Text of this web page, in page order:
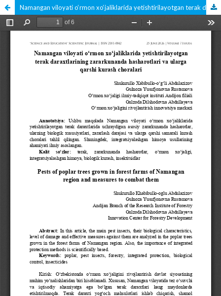
Namangan viloyati o‘rmon xo‘jaliklarida yetishtirilayotgan terak daraxtlarining zararkunanda hasharotlari va ularga qarshi kurash choralari